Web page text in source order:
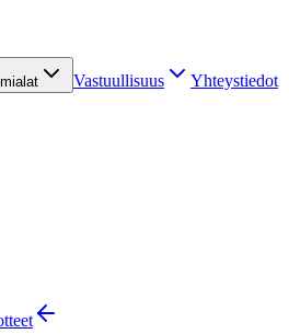
Vastuullisuus Yhteystiedot